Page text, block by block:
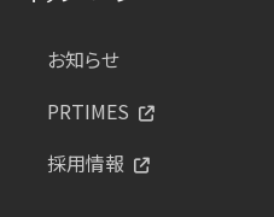
お知らせ
PRTIMES
採用情報